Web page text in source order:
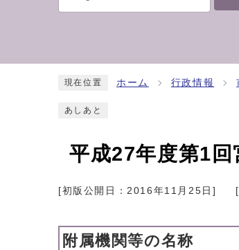
現在位置 ホーム 行政情報
あしあと
平成27年度第1
[初版公開日：2016年11月25日 ]
附属機関等の名称